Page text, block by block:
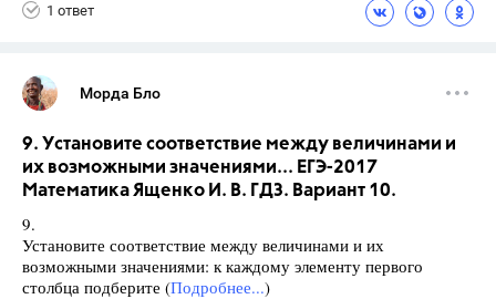
1 ответ
Морда Бло
9. Установите соответствие между величинами и
их возможными значениями... ЕГЭ-2017
Математика Ященко И. В. ГДЗ. Вариант 10.
9.
Установите соответствие между величинами и их
возможными значениями: к каждому элементу первого
столбца подберите (Подробнее...)